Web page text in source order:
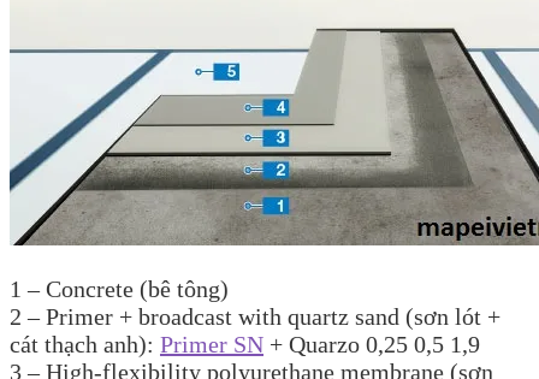
1 – Concrete (bê tông)
2 – Primer + broadcast with quartz sand (sơn lót +
cát thạch anh): Primer SN + Quarzo 0,25 0,5 1,9
3 – High-flexibility polyurethane membrane (sơn